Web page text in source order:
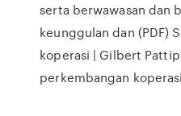
serta berwawasan dan
keunggulan dan (PDF)
koperasi | Gilbert
perkembangan koperasi